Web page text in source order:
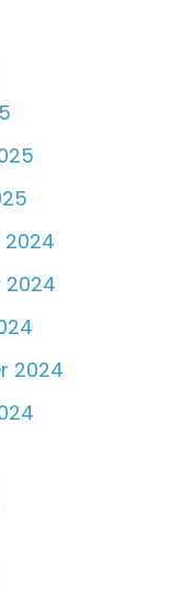
2024
2024
2024